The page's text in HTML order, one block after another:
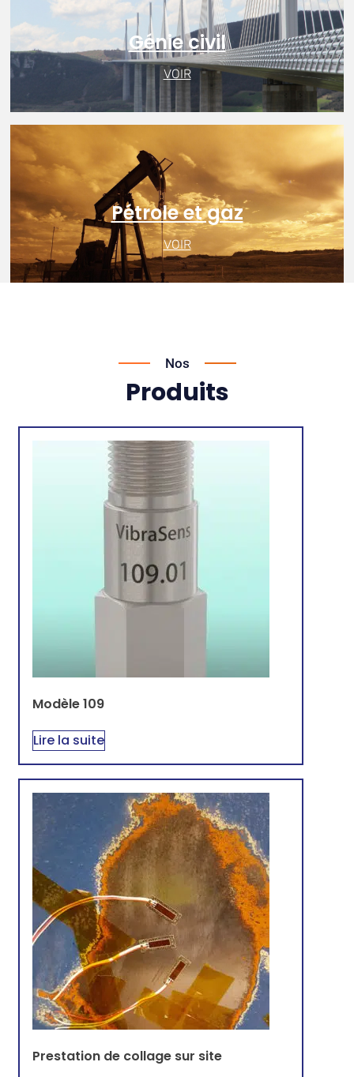
Génie civil
VOIR
Pétrole et gaz
VOIR
Nos
Produits
Modèle 109
Lire la suite
Prestation de collage sur site